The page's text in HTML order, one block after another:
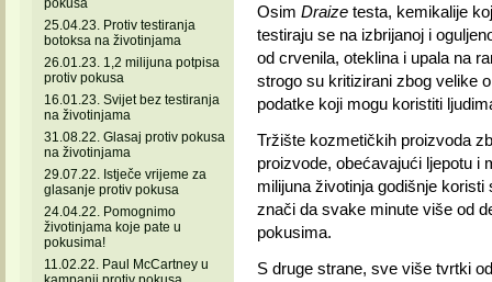
pokusa
25.04.23. Protiv testiranja
botoksa na životinjama
26.01.23. 1,2 milijuna potpisa
protiv pokusa
16.01.23. Svijet bez testiranja
na životinjama
31.08.22. Glasaj protiv pokusa
na životinjama
29.07.22. Istječe vrijeme za
glasanje protiv pokusa
24.04.22. Pomognimo
životinjama koje pate u
pokusima!
11.02.22. Paul McCartney u
Osim Draizetesta, kemikalije
testiraju se na izbrijanoj i
od crvenila, oteklina i upala na
strogo su kritizirani zbog velike
podatke koji mogu koristiti
Tržište kozmetičkih proizvoda
proizvode, obećavajući ljepotu i
milijuna životinja godišnje
znači da svake minute više od
pokusima.
S druge strane, sve više tvrtki